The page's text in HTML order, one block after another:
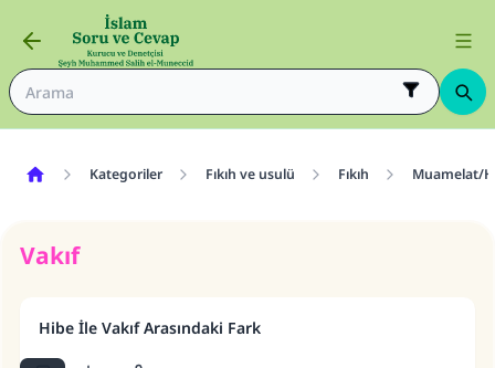
Kategoriler Fıkıh ve usulü Fıkıh Muamelat/
Vakıf
Hibe İle Vakıf Arasındaki Fark